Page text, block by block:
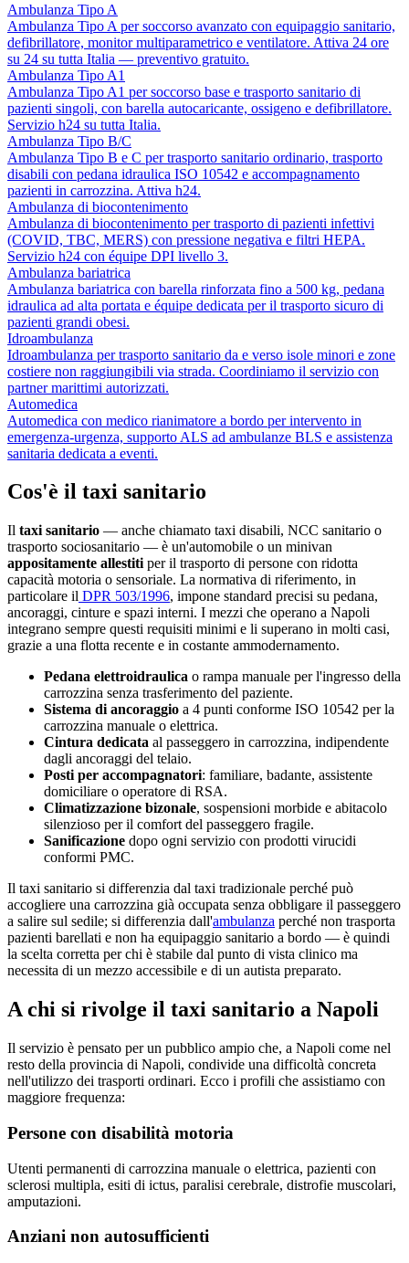
Ambulanza Tipo A
Ambulanza Tipo A per soccorso avanzato con equipaggio sanitario,
defibrillatore, monitor multiparametrico e ventilatore. Attiva 24 ore
su 24 su tutta Italia — preventivo gratuito.
Ambulanza Tipo A1
Ambulanza Tipo A1 per soccorso base e trasporto sanitario di
pazienti singoli, con barella autocaricante, ossigeno e defibrillatore.
Servizio h24 su tutta Italia.
Ambulanza Tipo B/C
Ambulanza Tipo B e C per trasporto sanitario ordinario, trasporto
disabili con pedana idraulica ISO 10542 e accompagnamento
pazienti in carrozzina. Attiva h24.
Ambulanza di biocontenimento
Ambulanza di biocontenimento per trasporto di pazienti infettivi
(COVID, TBC, MERS) con pressione negativa e filtri HEPA.
Servizio h24 con équipe DPI livello 3.
Ambulanza bariatrica
Ambulanza bariatrica con barella rinforzata fino a 500 kg, pedana
idraulica ad alta portata e équipe dedicata per il trasporto sicuro di
pazienti grandi obesi.
Idroambulanza
Idroambulanza per trasporto sanitario da e verso isole minori e zone
costiere non raggiungibili via strada. Coordiniamo il servizio con
partner marittimi autorizzati.
Automedica
Automedica con medico rianimatore a bordo per intervento in
emergenza-urgenza, supporto ALS ad ambulanze BLS e assistenza
sanitaria dedicata a eventi.
Cos'è il taxi sanitario
Il taxi sanitario — anche chiamato taxi disabili, NCC sanitario o
trasporto sociosanitario — è un'automobile o un minivan
appositamente allestiti per il trasporto di persone con ridotta
capacità motoria o sensoriale. La normativa di riferimento, in
particolare il DPR 503/1996, impone standard precisi su pedana,
ancoraggi, cinture e spazi interni. I mezzi che operano a Napoli
integrano sempre questi requisiti minimi e li superano in molti casi,
grazie a una flotta recente e in costante ammodernamento.
Pedana elettroidraulica o rampa manuale per l'ingresso della
carrozzina senza trasferimento del paziente.
Sistema di ancoraggio a 4 punti conforme ISO 10542 per la
carrozzina manuale o elettrica.
Cintura dedicata al passeggero in carrozzina, indipendente
dagli ancoraggi del telaio.
Posti per accompagnatori: familiare, badante, assistente
domiciliare o operatore di RSA.
Climatizzazione bizonale, sospensioni morbide e abitacolo
silenzioso per il comfort del passeggero fragile.
Sanificazione dopo ogni servizio con prodotti virucidi
conformi PMC.
Il taxi sanitario si differenzia dal taxi tradizionale perché può
accogliere una carrozzina già occupata senza obbligare il passeggero
a salire sul sedile; si differenzia dall'ambulanza perché non trasporta
pazienti barellati e non ha equipaggio sanitario a bordo — è quindi
la scelta corretta per chi è stabile dal punto di vista clinico ma
necessita di un mezzo accessibile e di un autista preparato.
A chi si rivolge il taxi sanitario a Napoli
Il servizio è pensato per un pubblico ampio che, a Napoli come nel
resto della provincia di Napoli, condivide una difficoltà concreta
nell'utilizzo dei trasporti ordinari. Ecco i profili che assistiamo con
maggiore frequenza:
Persone con disabilità motoria
Utenti permanenti di carrozzina manuale o elettrica, pazienti con
sclerosi multipla, esiti di ictus, paralisi cerebrale, distrofie muscolari,
amputazioni.
Anziani non autosufficienti